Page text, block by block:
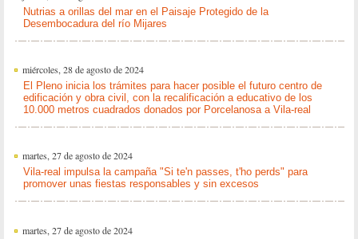
Nutrias a orillas del mar en el Paisaje Protegido de la
Desembocadura del río Mijares
miércoles, 28 de agosto de 2024
El Pleno inicia los trámites para hacer posible el futuro centro de
edificación y obra civil, con la recalificación a educativo de los
10.000 metros cuadrados donados por Porcelanosa a Vila-real
martes, 27 de agosto de 2024
Vila-real impulsa la campaña "Si te'n passes, t'ho perds" para
promover unas fiestas responsables y sin excesos
martes, 27 de agosto de 2024